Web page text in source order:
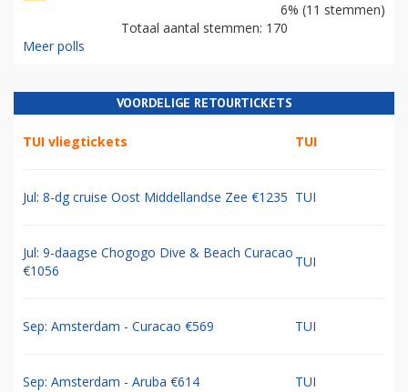
6% (11 stemmen)
Totaal aantal stemmen: 170
Meer polls
VOORDELIGE RETOURTICKETS
TUI vliegtickets TUI
Jul: 8-dg cruise Oost Middellandse Zee €1235 TUI
Jul: 9-daagse Chogogo Dive & Beach Curacao
€1056
TUI
Sep: Amsterdam - Curacao €569 TUI
Sep: Amsterdam - Aruba €614 TUI